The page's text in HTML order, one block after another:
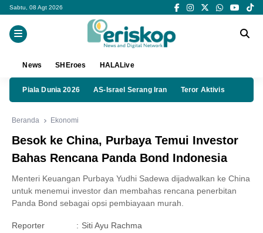
Sabtu, 08 Agt 2026
News SHEroes HALALive
Piala Dunia 2026 AS-Israel Serang Iran Teror Aktivis
Beranda Ekonomi
Besok ke China, Purbaya Temui Investor
Bahas Rencana Panda Bond Indonesia
Menteri Keuangan Purbaya Yudhi Sadewa dijadwalkan ke China
untuk menemui investor dan membahas rencana penerbitan
Panda Bond sebagai opsi pembiayaan murah.
Reporter : Siti Ayu Rachma